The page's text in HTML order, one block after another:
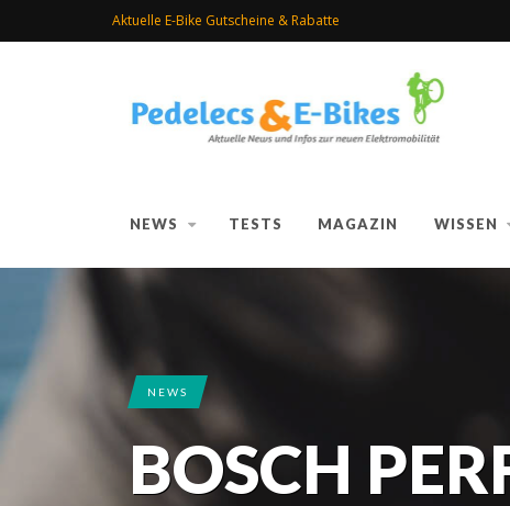
Aktuelle E-Bike Gutscheine & Rabatte
NEWS TESTS MAGAZIN WISSEN
NEWS
BOSCH